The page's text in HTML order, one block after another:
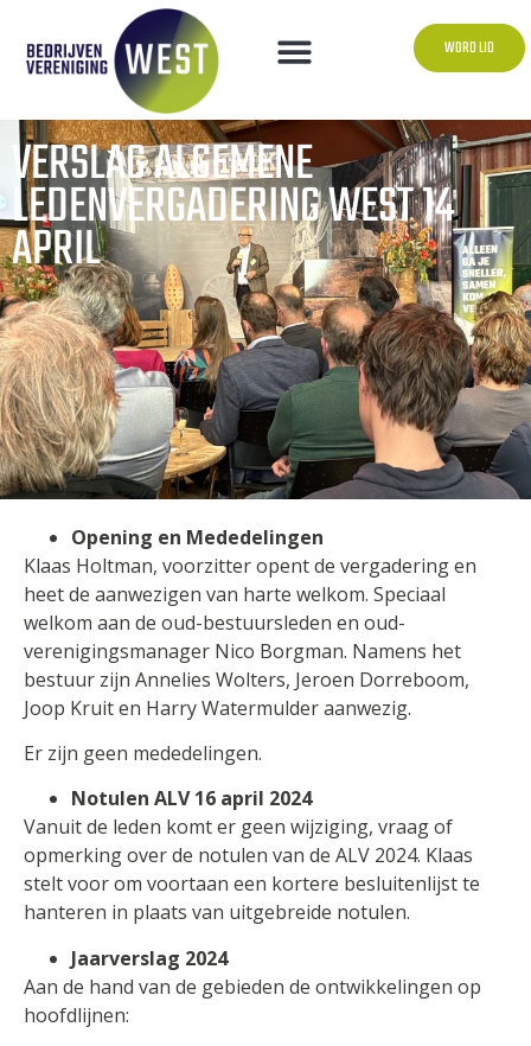
WORD LID
VERSLAG ALGEMENE
LEDENVERGADERING WEST 14
APRIL
Opening en Mededelingen
Klaas Holtman, voorzitter opent de vergadering en
heet de aanwezigen van harte welkom. Speciaal
welkom aan de oud-bestuursleden en oud-
verenigingsmanager Nico Borgman. Namens het
bestuur zijn Annelies Wolters, Jeroen Dorreboom,
Joop Kruit en Harry Watermulder aanwezig.
Er zijn geen mededelingen.
Notulen ALV 16 april 2024
Vanuit de leden komt er geen wijziging, vraag of
opmerking over de notulen van de ALV 2024. Klaas
stelt voor om voortaan een kortere besluitenlijst te
hanteren in plaats van uitgebreide notulen.
Jaarverslag 2024
Aan de hand van de gebieden de ontwikkelingen op
hoofdlijnen: